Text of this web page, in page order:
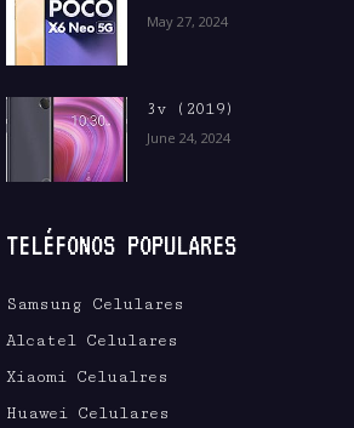
May 27, 2024
3v (2019)
June 24, 2024
TELÉFONOS POPULARES
Samsung Celulares
Alcatel Celulares
Xiaomi Celualres
Huawei Celulares